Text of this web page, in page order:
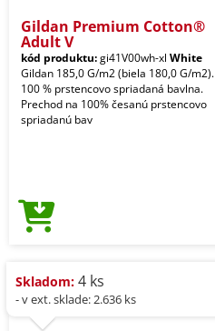
Gildan Premium Cotton®
Adult V
kód produktu:gi41V00wh-xl White
Gildan 185,0 G/m2 (biela 180,0 G/m2).
100 % prstencovo spriadaná bavlna.
Prechod na 100% česanú prstencovo
spriadanú bav
Skladom: 4 ks
- v ext. sklade: 2.636 ks